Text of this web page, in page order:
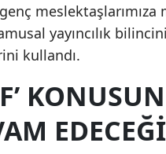
meslektaşlarımıza
yayıncılık
kullandı.